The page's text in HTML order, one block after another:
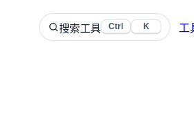
搜索工具 Ctrl K 工